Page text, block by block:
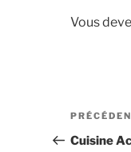
Vous
de
Article
Cuisine